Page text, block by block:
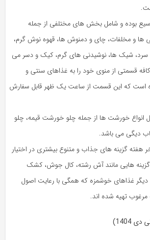
وسیع بوده و شامل بخش های مختلفی از جمله
ها و مخلفات، چای و دمنوش ها، قهوه نوش گرم،
شیک ها، نوشیدنی های گرم، کیک و دسر می
کافه قسمتی از منوی خود را به غذاهای سنتی و
است که این قسمت از ساعت یک ظهر قابل سفارش
انواع خورشت ها از جمله چلو خورشت قیمه، چلو
دیگی می باشد.
هفته گزینه های جذاب و متنوع بیشتری در اختیار
هایی مانند آش رشته، کال جوش، کشک
دیگر غذاهای خوشمزه که همگی با رعایت اصول
مرغوب تهیه شده اند.
1404)